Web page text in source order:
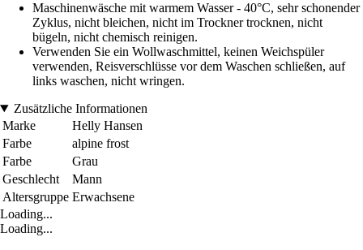
Maschinenwäsche mit warmem Wasser - 40°C, sehr schonender
Zyklus, nicht bleichen, nicht im Trockner trocknen, nicht
bügeln, nicht chemisch reinigen.
Verwenden Sie ein Wollwaschmittel, keinen Weichspüler
verwenden, Reisverschlüsse vor dem Waschen schließen, auf
links waschen, nicht wringen.
Zusätzliche Informationen
Marke
Helly Hansen
Farbe
alpine frost
Farbe
Grau
Geschlecht
Mann
Altersgruppe Erwachsene
Loading...
Loading...